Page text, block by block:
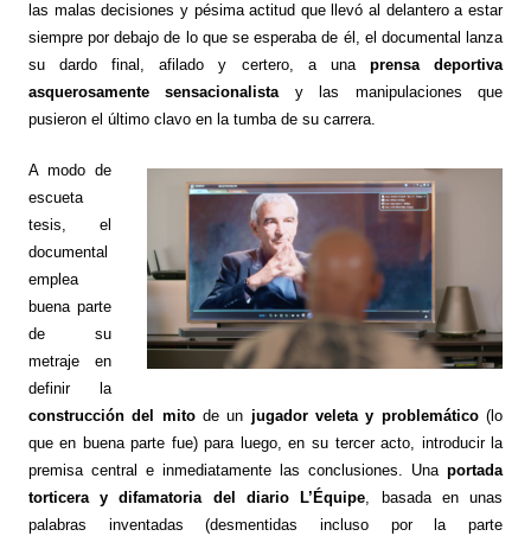
las malas decisiones y pésima actitud que llevó al delantero a estar
siempre por debajo de lo que se esperaba de él, el documental lanza
su dardo final, afilado y certero, a una prensa deportiva
asquerosamente sensacionalistay las manipulaciones que
pusieron el último clavo en la tumba de su carrera.
A modo de
escueta
tesis, el
documental
emplea
buena parte
de su
metraje en
definir la
construcción del mitode un jugador veleta y problemático(lo
que en buena parte fue) para luego, en su tercer acto, introducir la
premisa central e inmediatamente las conclusiones. Unaportada
torticera y difamatoria del diario L’Équipe, basada en unas
palabras inventadas (desmentidas incluso por la parte